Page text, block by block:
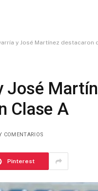
y José Martínez destacaron
José
Clase A
COMENTARIOS
Pinterest